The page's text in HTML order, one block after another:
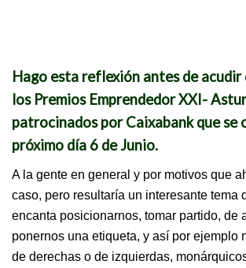
Hago esta reflexión antes de acudir
los Premios Emprendedor XXI-
patrocinados por Caixabank que se
próximo día 6 de Junio.
A la gente en general y por motivos que
caso, pero resultaría un interesante tema
encanta posicionarnos, tomar partido, de
ponernos una etiqueta, y así por ejemplo
de derechas o de izquierdas,